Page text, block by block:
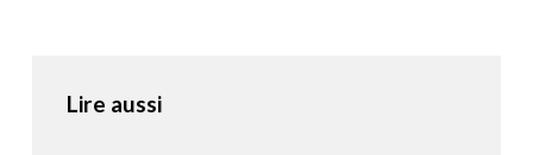
Lire aussi